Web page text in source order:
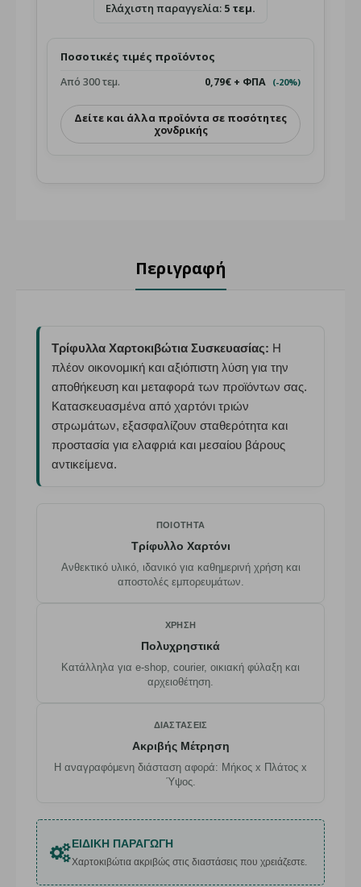
Ελάχιστη παραγγελία: 5 τεμ.
Ποσοτικές τιμές προϊόντος
Από 300 τεμ. 0,79€ + ΦΠΑ (-20%)
Δείτε και άλλα προϊόντα σε ποσότητες
χονδρικής
Περιγραφή
Τρίφυλλα Χαρτοκιβώτια Συσκευασίας: Η
πλέον οικονομική και αξιόπιστη λύση για την
αποθήκευση και μεταφορά των προϊόντων σας.
Κατασκευασμένα από χαρτόνι τριών
στρωμάτων, εξασφαλίζουν σταθερότητα και
προστασία για ελαφριά και μεσαίου βάρους
αντικείμενα.
ΠΟΙΌΤΗΤΑ
Τρίφυλλο Χαρτόνι
Ανθεκτικό υλικό, ιδανικό για καθημερινή χρήση και
αποστολές εμπορευμάτων.
ΧΡΉΣΗ
Πολυχρηστικά
Κατάλληλα για e-shop, courier, οικιακή φύλαξη και
αρχειοθέτηση.
ΔΙΑΣΤΆΣΕΙΣ
Ακριβής Μέτρηση
Η αναγραφόμενη διάσταση αφορά: Μήκος x Πλάτος x
Ύψος.
ΕΙΔΙΚΉ ΠΑΡΑΓΩΓΉ
Χαρτοκιβώτια ακριβώς στις διαστάσεις που χρειάζεστε.